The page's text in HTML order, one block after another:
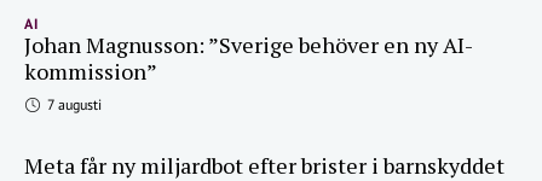
AI
Johan Magnusson: ”Sverige behöver en ny AI-
kommission”
7 augusti
Meta får ny miljardbot efter brister i barnskyddet